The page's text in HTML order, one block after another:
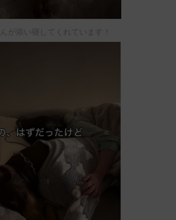
んが添い寝してくれています！